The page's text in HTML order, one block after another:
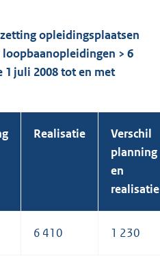
opleidingsplaatsen
> 6
1 juli 2008 tot en met
Realisatie
Verschil
planning
en
realisatie
6 410 1 230